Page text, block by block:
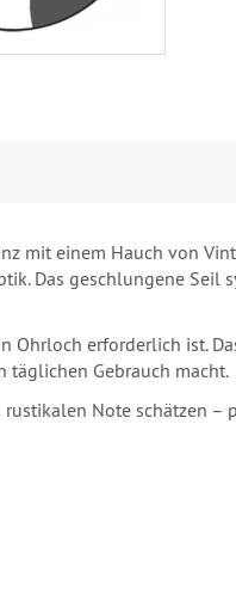
mit einem Hauch von
Das geschlungene Seil
Ohrloch erforderlich ist.
täglichen Gebrauch macht.
Note schätzen –